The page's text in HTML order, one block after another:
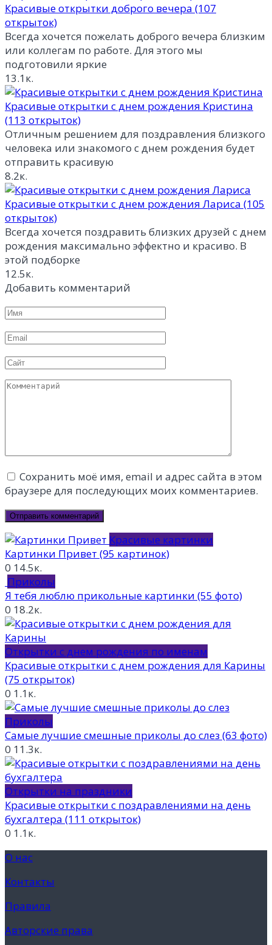
Красивые открытки доброго вечера (107
открыток)
Всегда хочется пожелать доброго вечера близким
или коллегам по работе. Для этого мы
подготовили яркие
13.1к.
Красивые открытки с днем рождения Кристина
(113 открыток)
Отличным решением для поздравления близкого
человека или знакомого с днем рождения будет
отправить красивую
8.2к.
Красивые открытки с днем рождения Лариса (105
открыток)
Всегда хочется поздравить близких друзей с днем
рождения максимально эффектно и красиво. В
этой подборке
12.5к.
Добавить комментарий
Имя
Email
Сайт
Комментарий
Сохранить моё имя, email и адрес сайта в этом
браузере для последующих моих комментариев.
Красивые картинки
Картинки Привет (95 картинок)
0 14.5к.
Приколы
Я тебя люблю прикольные картинки (55 фото)
0 18.2к.
Открытки с днем рождения по именам
Красивые открытки с днем рождения для Карины
(75 открыток)
0 1.1к.
Приколы
Самые лучшие смешные приколы до слез (63 фото)
0 11.3к.
Открытки на праздники
Красивые открытки с поздравлениями на день
бухгалтера (111 открыток)
0 1.1к.
О нас
Контакты
Правила
Авторские права